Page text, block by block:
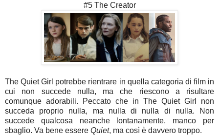
#5 The Creator
The Quiet Girl potrebbe rientrare in quella categoria di film in
cui non succede nulla, ma che riescono a risultare
comunque adorabili. Peccato che in The Quiet Girl non
succeda proprio nulla, ma nulla di nulla di nulla. Non
succede qualcosa neanche lontanamente, manco per
sbaglio. Va bene essere Quiet, ma così è davvero troppo.